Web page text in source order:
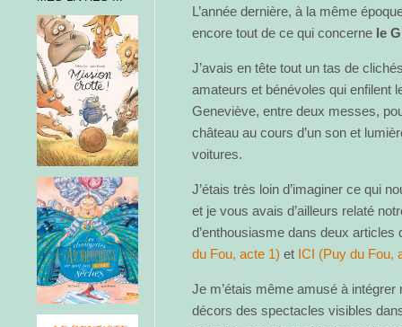
L’année dernière, à la même
encore tout de ce qui concerne le
J’avais en tête tout un tas de
amateurs et bénévoles qui enfilent
Geneviève, entre deux messes,
château au cours d’un son et
voitures.
J’étais très loin d’imaginer ce qui
et je vous avais d’ailleurs relaté
d’enthousiasme dans deux
du Fou, acte 1) et ICI (Puy du Fou,
Je m’étais même amusé à
décors des spectacles visibles